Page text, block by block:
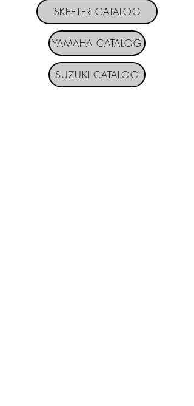
SKEETER CATALOG
YAMAHA CATALOG
SUZUKI CATALOG